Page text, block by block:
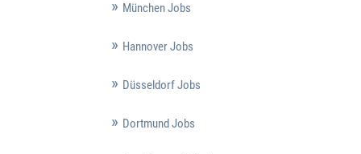
München Jobs
Hannover Jobs
Düsseldorf Jobs
Dortmund Jobs